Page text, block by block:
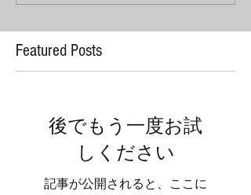
Featured Posts
後でもう一度お試
しください
記事が公開されると、ここに